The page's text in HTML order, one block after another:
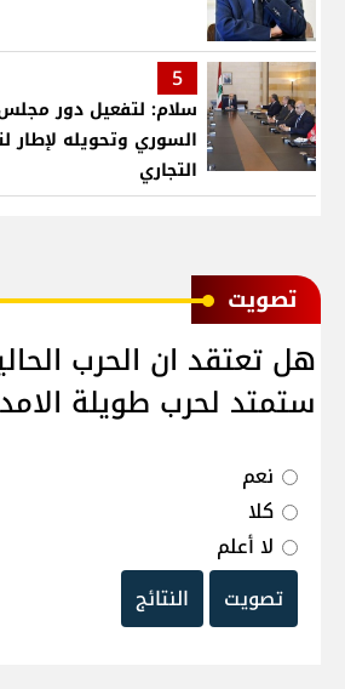
5
سلام: لتفعيل دور مجلس
السوري وتحويله لإطار
التجاري
ﺗﺼﻮﻳﺖ
هل تعتقد ان الحرب
ستمتد لحرب طويلة
نعم
كلا
لا أعلم
تصويت
النتائج